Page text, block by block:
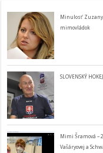
Minulosť Zuzany
mimovládok
SLOVENSKÝ
Mimi Šramová –
Vašáryovej a